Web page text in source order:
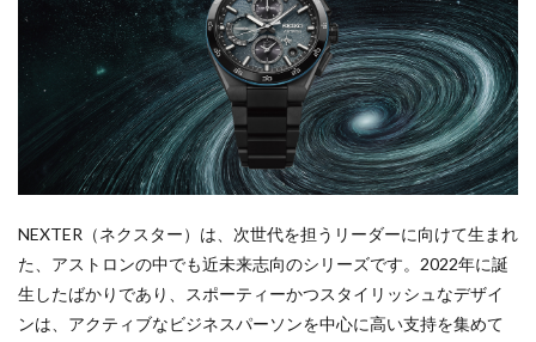
NEXTER（ネクスター）は、次世代を担うリーダーに向けて生まれ
た、アストロンの中でも近未来志向のシリーズです。2022年に誕
生したばかりであり、スポーティーかつスタイリッシュなデザイ
ンは、アクティブなビジネスパーソンを中心に高い支持を集めて